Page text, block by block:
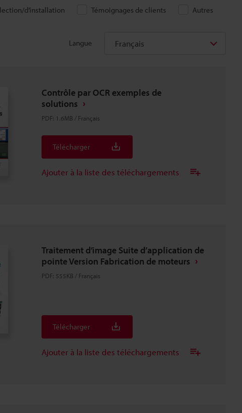
d’installation Témoignages de clients Autres
Langue Français
Contrôle par OCR exemples de
solutions
PDF: 1.6MB / Français
Télécharger
Ajouter à la liste des téléchargements
Traitement d’image Suite d’application de
pointe Version Fabrication de moteurs
PDF: 555KB / Français
Télécharger
Ajouter à la liste des téléchargements